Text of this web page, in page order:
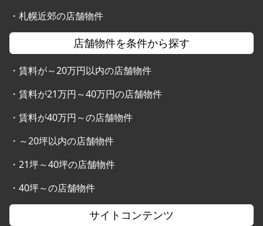
・ 札幌近郊の店舗物件
店舗物件を条件から探す
・ 賃料が～20万円以内の店舗物件
・ 賃料が21万円～40万円の店舗物件
・ 賃料が40万円～の店舗物件
・ ～20坪以内の店舗物件
・ 21坪～40坪の店舗物件
・ 40坪～の店舗物件
サイトコンテンツ